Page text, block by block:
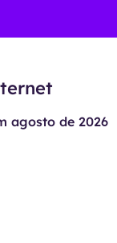
agosto de 2026